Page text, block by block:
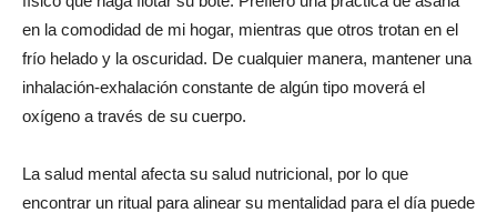
en la comodidad de mi hogar, mientras que otros trotan en el
frío helado y la oscuridad. De cualquier manera, mantener una
inhalación-exhalación constante de algún tipo moverá el
oxígeno a través de su cuerpo.
La salud mental afecta su salud nutricional, por lo que
encontrar un ritual para alinear su mentalidad para el día puede